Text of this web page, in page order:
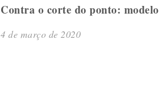
Contra o corte do ponto:
4 de março de 2020